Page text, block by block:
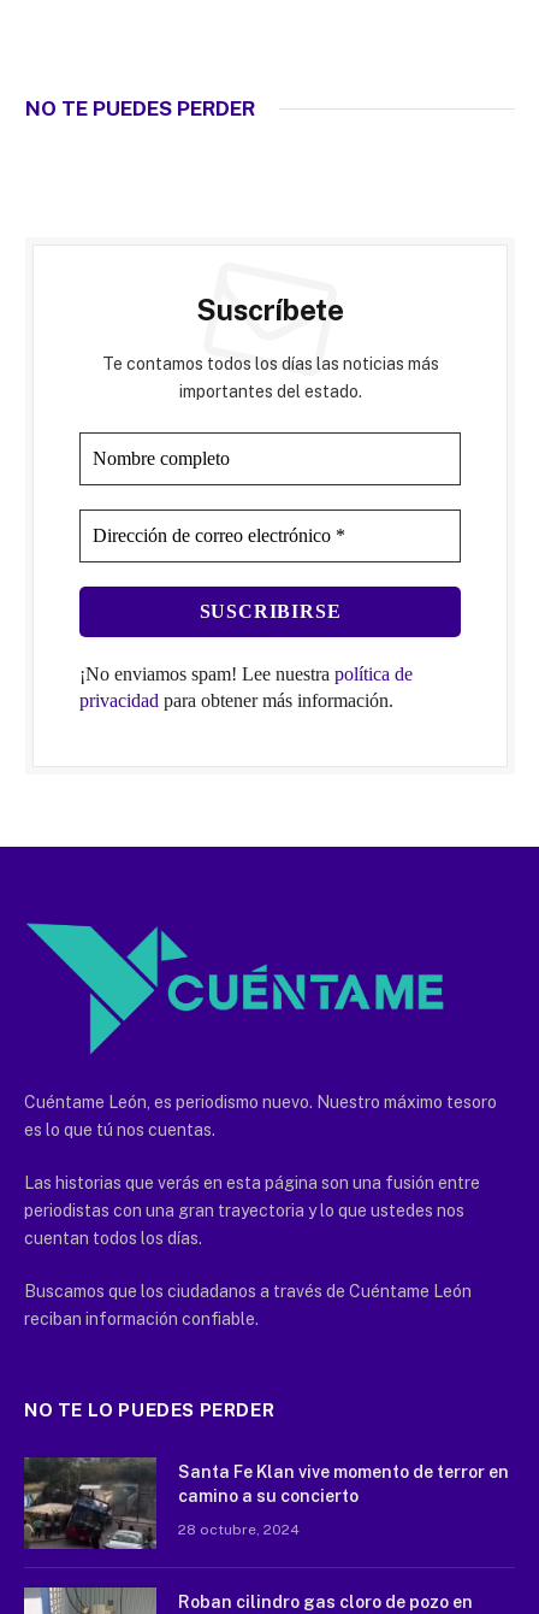
NO TE PUEDES PERDER
Suscríbete
Te contamos todos los días las noticias más
importantes del estado.
¡No enviamos spam! Lee nuestra política de
privacidad para obtener más información.
Cuéntame León, es periodismo nuevo. Nuestro máximo tesoro
es lo que tú nos cuentas.
Las historias que verás en esta página son una fusión entre
periodistas con una gran trayectoria y lo que ustedes nos
cuentan todos los días.
Buscamos que los ciudadanos a través de Cuéntame León
reciban información confiable.
NO TE LO PUEDES PERDER
Santa Fe Klan vive momento de terror en
camino a su concierto
28 octubre, 2024
Roban cilindro gas cloro de pozo en